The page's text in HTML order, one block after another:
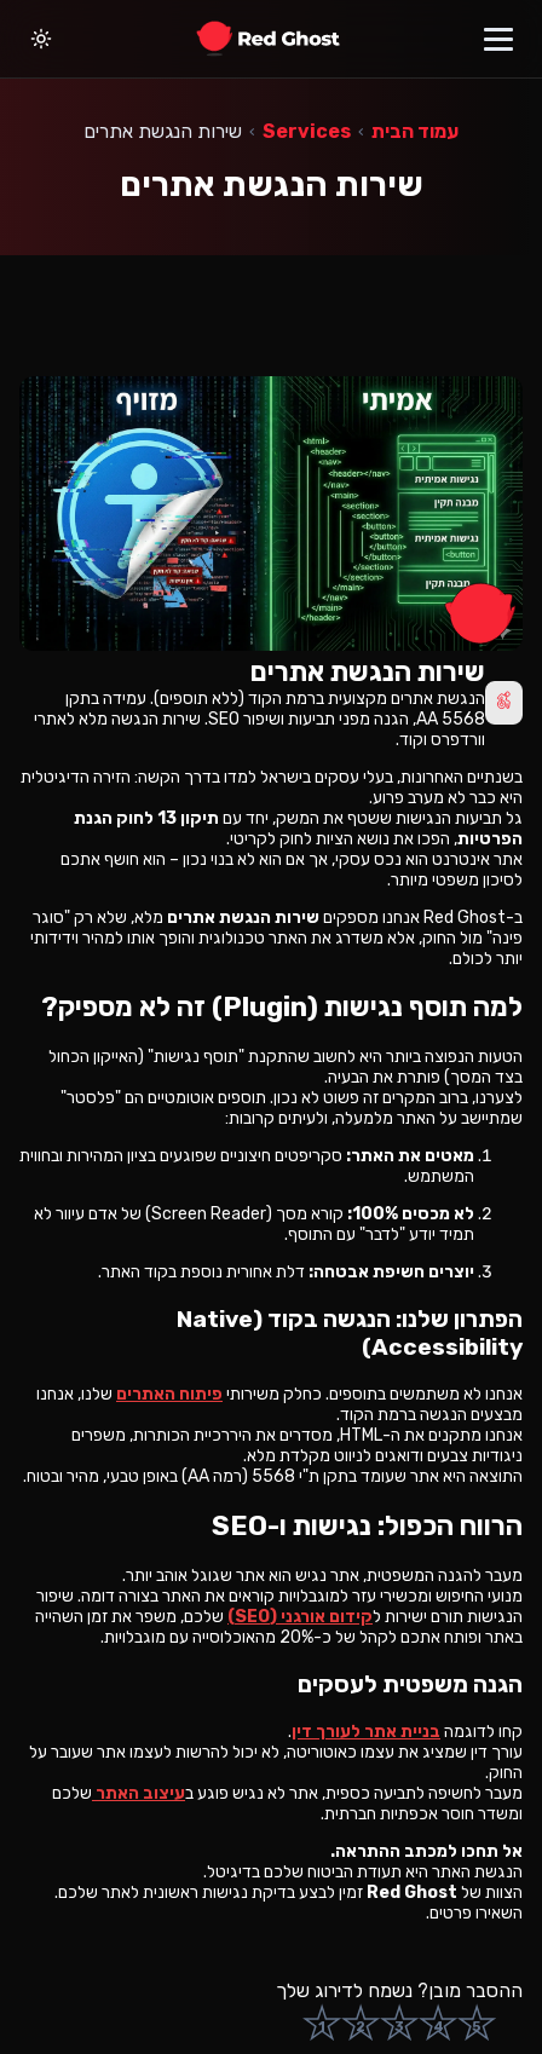
עמוד הבית ›
Services
› שירות הנגשת אתרים
שירות הנגשת אתרים
שירות הנגשת אתרים
הנגשת אתרים מקצועית ברמת הקוד (ללא תוספים). עמידה בתקן
5568 AA, הגנה מפני תביעות ושיפור SEO. שירות הנגשה מלא לאתרי
וורדפרס וקוד.
בשנתיים האחרונות, בעלי עסקים בישראל למדו בדרך הקשה: הזירה הדיגיטלית
היא כבר לא מערב פרוע.
גל תביעות הנגישות ששטף את המשק, יחד עם
תיקון 13 לחוק הגנת
הפרטיות, הפכו את נושא הציות לחוק לקריטי.
אתר אינטרנט הוא נכס עסקי, אך אם הוא לא בנוי נכון – הוא חושף אתכם
לסיכון משפטי מיותר.
ב-Red Ghost אנחנו מספקים
שירות הנגשת אתרים מלא, שלא רק "סוגר
פינה" מול החוק, אלא משדרג את האתר טכנולוגית והופך אותו למהיר וידידותי
יותר לכולם.
למה תוסף נגישות (Plugin) זה לא מספיק?
הטעות הנפוצה ביותר היא לחשוב שהתקנת "תוסף נגישות" (האייקון הכחול
בצד המסך) פותרת את הבעיה.
לצערנו, ברוב המקרים זה פשוט לא נכון. תוספים אוטומטיים הם "פלסטר"
שמתיישב על האתר מלמעלה, ולעיתים קרובות:
מאטים את האתר: סקריפטים חיצוניים שפוגעים בציון המהירות ובחווית
המשתמש.
לא מכסים 100%:
קורא מסך (Screen Reader) של אדם עיוור לא
תמיד יודע "לדבר" עם התוסף.
יוצרים חשיפת אבטחה: דלת אחורית נוספת בקוד האתר.
הפתרון שלנו: הנגשה בקוד (Native
Accessibility)
אנחנו לא משתמשים בתוספים. כחלק משירותי פיתוח האתרים שלנו, אנחנו
מבצעים הנגשה ברמת הקוד.
אנחנו מתקנים את ה-HTML, מסדרים את היררכיית הכותרות, משפרים
ניגודיות צבעים ודואגים לניווט מקלדת מלא.
התוצאה היא אתר שעומד בתקן ת"י 5568 (רמה AA) באופן טבעי, מהיר ובטוח.
הרווח הכפול: נגישות ו-SEO
מעבר להגנה המשפטית, אתר נגיש הוא אתר שגוגל אוהב יותר.
מנועי החיפוש ומכשירי עזר למוגבלויות קוראים את האתר בצורה דומה. שיפור
הנגישות תורם ישירות לקידום אורגני (SEO)
שלכם, משפר את זמן השהייה
באתר ופותח אתכם לקהל של כ-20% מהאוכלוסייה עם מוגבלויות.
הגנה משפטית לעסקים
קחו לדוגמה בניית אתר לעורך דין.
עורך דין שמציג את עצמו כאוטוריטה, לא יכול להרשות לעצמו אתר שעובר על
החוק.
מעבר לחשיפה לתביעה כספית, אתר לא נגיש פוגע בעיצוב האתר שלכם
ומשדר חוסר אכפתיות חברתית.
אל תחכו למכתב ההתראה.
הנגשת האתר היא תעודת הביטוח שלכם בדיגיטל.
הצוות של Red Ghost זמין לבצע בדיקת נגישות ראשונית לאתר שלכם.
השאירו פרטים.
ההסבר מובן? נשמח לדירוג שלך
★
1 ★
2 ★
3 ★
4 ★
5